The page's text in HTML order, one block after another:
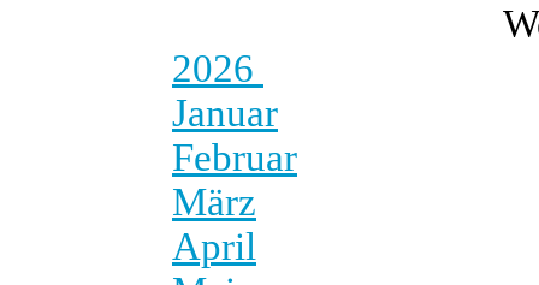
2026
Januar
Februar
März
April